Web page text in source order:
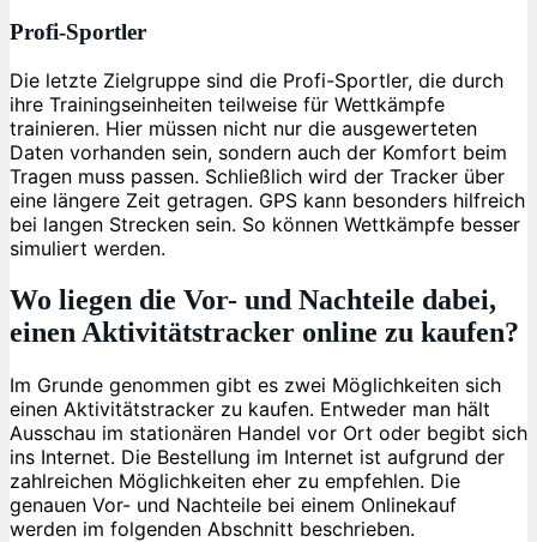
Profi-Sportler
Die letzte Zielgruppe sind die Profi-Sportler, die durch
ihre Trainingseinheiten teilweise für Wettkämpfe
trainieren. Hier müssen nicht nur die ausgewerteten
Daten vorhanden sein, sondern auch der Komfort beim
Tragen muss passen. Schließlich wird der Tracker über
eine längere Zeit getragen. GPS kann besonders hilfreich
bei langen Strecken sein. So können Wettkämpfe besser
simuliert werden.
Wo liegen die Vor- und Nachteile dabei,
einen Aktivitätstracker online zu kaufen?
Im Grunde genommen gibt es zwei Möglichkeiten sich
einen Aktivitätstracker zu kaufen. Entweder man hält
Ausschau im stationären Handel vor Ort oder begibt sich
ins Internet. Die Bestellung im Internet ist aufgrund der
zahlreichen Möglichkeiten eher zu empfehlen. Die
genauen Vor- und Nachteile bei einem Onlinekauf
werden im folgenden Abschnitt beschrieben.